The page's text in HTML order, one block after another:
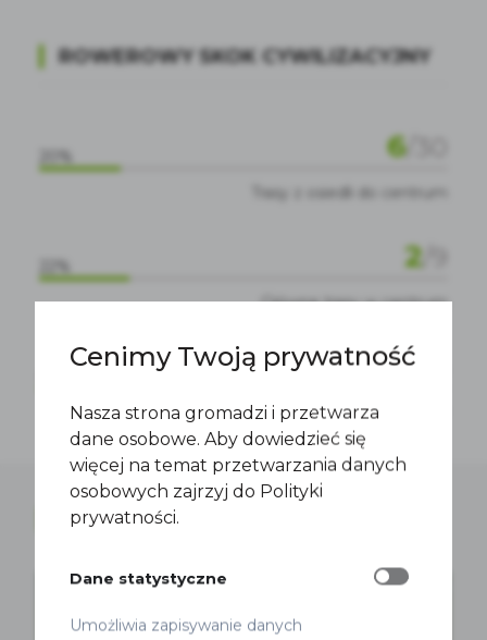
ROWEROWY SKOK CYWILIZACYJNY
6/
20%
Trasy z osiedli do centrum
2
22%
Główne trasy w centrum
130/195
Kontraruch rowerowy
PRZECZYTAJ TAKŻE
Cenimy Twoją prywatność
Nasza strona gromadzi i przetwarza
dane osobowe. Aby dowiedzieć się
więcej na temat przetwarzania danych
osobowych zajrzyj do Polityki
prywatności.
Dane statystyczne
Umożliwia zapisywanie danych